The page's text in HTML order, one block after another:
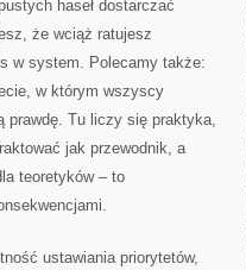
haseł dostarczać
że wciąż ratujesz
w system. Polecamy także:
w którym wszyscy
prawdę. Tu liczy się praktyka,
jak przewodnik, a
teoretyków – to
ustawiania priorytetów,